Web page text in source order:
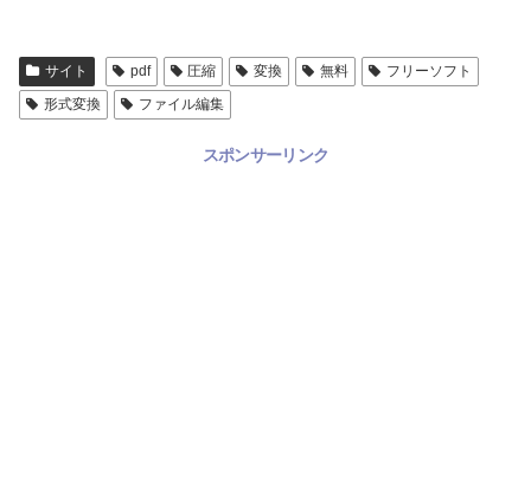
サイト pdf 圧縮 変換 無料
フリーソフト
形式変換
ファイル編集
スポンサーリンク